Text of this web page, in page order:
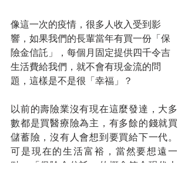
像這一次的疫情，很多人收入受到影
響，如果我們的長輩當年有買一份「保
險金信託」，每個月固定提供四千令吉
生活費給我們，就不會有現金流的問
題，這樣是不是很「幸福」？
以前的壽險業沒有現在這麼發達，大多
數都是買醫療險為主，有多餘的錢就買
儲蓄險，沒有人會想到要買給下一代。
可是現在的生活富裕，當然要想遠一
點，「保險金信託」的概念符合現代人